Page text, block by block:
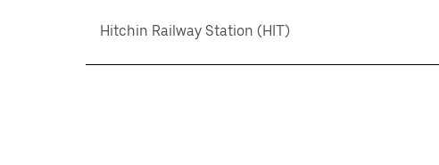
Hitchin Railway Station (HIT)